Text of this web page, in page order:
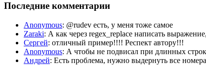
Последние комментарии
Anonymous: @rudev есть, у меня тоже самое
Zaraki: А как через regex_replace написать
Сергей: отличный пример!!!! Респект автору!!!
Anonymous: А чтобы не подвисал при длинных
Андрей: Есть проблема, нужно выдернуть все